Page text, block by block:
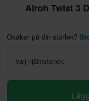
Airoh Twist 3
Osäker på din storlek?
Välj hjälmstorlek: